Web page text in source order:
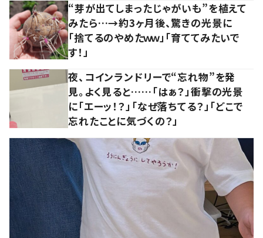
“芽が出てしまったじゃがいも”を植えて
みたら…→約3ヶ月後、驚きの光景に
「捨てるのやめたｗｗ」「育ててみたいで
す！」
夜、コインランドリーで“忘れ物”を発
見。よく見ると……「はぁ？」衝撃の光景
に「エーッ！？」「なぜ落ちてる？」「どこで
忘れたことに気づくの？」